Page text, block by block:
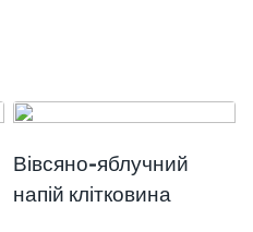
Вівсяно-яблучний
напій клітковина